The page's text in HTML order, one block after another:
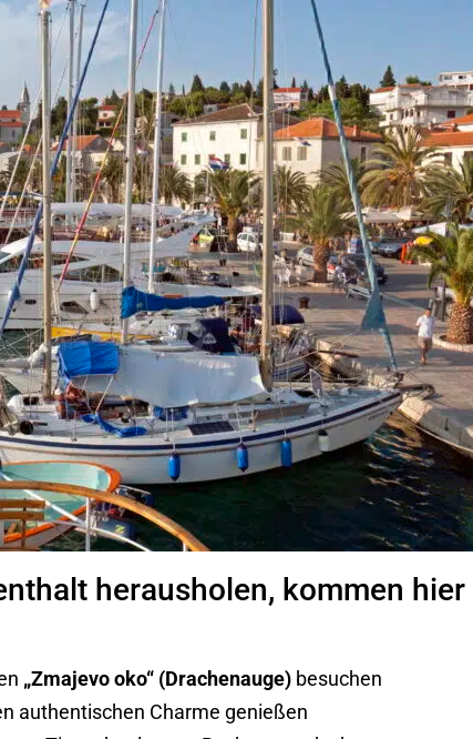
herausholen, kommen hier
„Zmajevo oko“ (Drachenauge) besuchen
authentischen Charme genießen